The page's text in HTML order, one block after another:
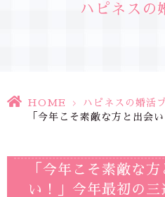
ハピネスの
HOME > ハピネスの婚活
「今年こそ素敵な方と出会
「今年こそ素敵な
い！」今年最初の